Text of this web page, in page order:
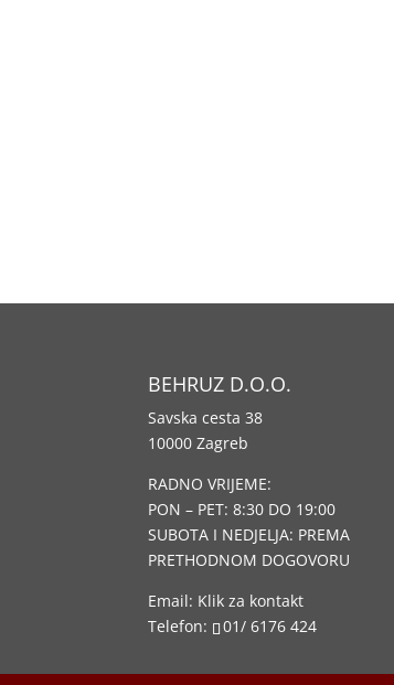
BEHRUZ D.O.O.
Savska cesta 38
10000 Zagreb
RADNO VRIJEME:
PON – PET: 8:30 DO 19:00
SUBOTA I NEDJELJA: PREMA
PRETHODNOM DOGOVORU
Email: Klik za kontakt
Telefon:
01/ 6176 424